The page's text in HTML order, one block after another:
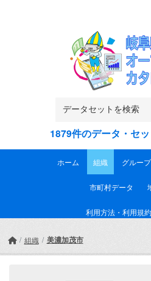
1879件のデータ・セ
ホーム 組織 グループ
市町村データ
利用方法・利用規約
組織 美濃加茂市